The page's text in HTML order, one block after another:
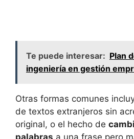
Te puede interesar: Plan
ingeniería en gestión
Otras formas comunes
de textos extranjeros sin
original, o el hecho de
palabras a una frase pero